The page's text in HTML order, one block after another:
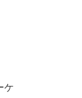
ケ